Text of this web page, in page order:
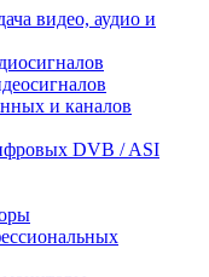
видео, аудио и
и каналов
DVB / ASI